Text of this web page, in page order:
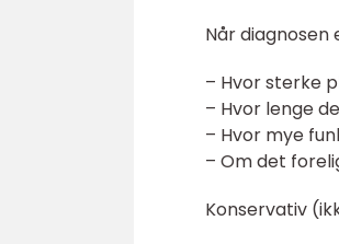
Når diagnosen
– Hvor sterke
– Hvor lenge
– Hvor mye
– Om det
Konservativ